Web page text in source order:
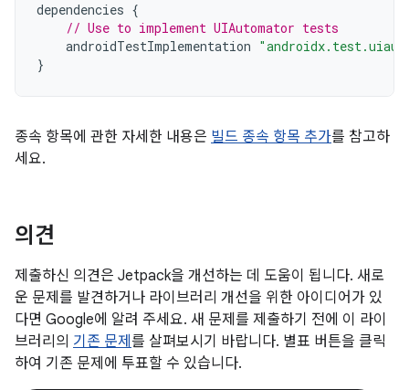
dependencies {
// Use to implement UIAutomator tests
androidTestImplementation
}
종속 항목에 관한 자세한 내용은 빌드 종속 항목 추가를 참고하
세요.
의견
제출하신 의견은 Jetpack을 개선하는 데 도움이 됩니다. 새로
운 문제를 발견하거나 라이브러리 개선을 위한 아이디어가 있
다면 Google에 알려 주세요. 새 문제를 제출하기 전에 이 라이
브러리의 기존 문제 를 살펴보시기 바랍니다. 별표 버튼을 클릭
하여 기존 문제에 투표할 수 있습니다.